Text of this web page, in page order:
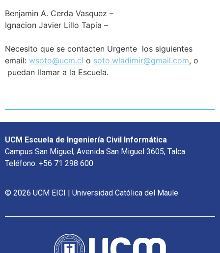
Benjamin A. Cerda Vasquez –
Ignacion Javier Lillo Tapia –
Necesito que se contacten Urgente los siguientes
email: wsoto@ucm.cl o soto.wladimir@gmail.com, o
puedan llamar a la Escuela.
UCM Escuela de Ingeniería Civil Informática
Campus San Miguel, Avenida San Miguel 3605, Talca.
Teléfono: +56 71 298 600
© 2026 UCM EICI | Universidad Católica del Maule